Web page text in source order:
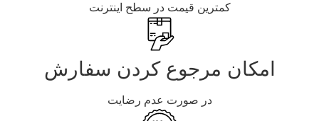
کمترین قیمت در سطح اینترنت
امکان مرجوع کردن سفارش
در صورت عدم رضایت